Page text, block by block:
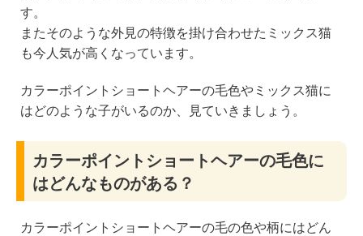
す。
またそのような外見の特徴を掛け合わせたミックス猫
も今人気が高くなっています。
カラーポイントショートヘアーの毛色やミックス猫に
はどのような子がいるのか、見ていきましょう。
カラーポイントショートヘアーの毛色に
はどんなものがある？
カラーポイントショートヘアーの毛の色や柄にはどん